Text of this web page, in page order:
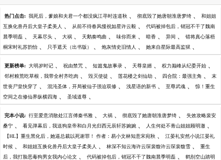
热门点击: 我死后，爹娘和夫君一个都没疯江寻时连道秋 、 彻底毁了她唐朝淮唐梦绮 、 和姐姐
互换化兽丹后大皇子柔美人 、 从前不待春风慢祝如星许云毅 、 代码被掉包后，销冠不干了魏南
晨季明磊 、 天幕尽头 、 大祸 、 天鹅奏鸣曲 、 味你而来 、 暗香 、 异间 、 错将真心落梧
桐宋时礼苏韵怡 、 只手遮天（出书版） 、 炮灰情史旧情人 、 她来自星际最高监狱 、
更新榜单: 大明岁时记 、 祝由禁咒 、 短篇鬼故事录 、 天尊皇婿 、 权力巅峰从纪委开始 、
邻村粮荒吃草根，我带全村齐吃肉 、 毁灭使徒 、 莲花楼之剑仙劫 、 四合院：最强主角 、 末
世丧尸皇快穿了 、 混沌圣体，开局被仙子强迫双修 、 浅星语的新书 、 至尊武魂 、 惊！重生
空间之在修仙界纵横四海 、 圣域道尊 、
完本小说: 行至爱意消散处江言傅秦书雅 、 大祸 、 彻底毁了她唐朝淮唐梦绮 、 失效攻略裴安
桑宁 、 看见弹幕后，我送狗皇帝和白月光归西元辰轩苏婉婉 、 人生何处不青山姐姐顾明澈 、
【HL】重生黑化后，她逼总裁以死谢罪！ 作者：易小文林知意宋宛秋 、 江晏礼安然小说江晏礼
时候 、 和姐姐互换化兽丹后大皇子柔美人 、 林深不知云海许云琛裴馥许云琛裴馥雪 、 重生
后，我打脸恶毒狗男女我内心论文 、 代码被掉包后，销冠不干了魏南晨季明磊 、 鹤别空山踏明